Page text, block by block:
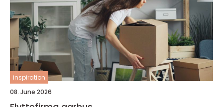
inspiration
08. June 2026